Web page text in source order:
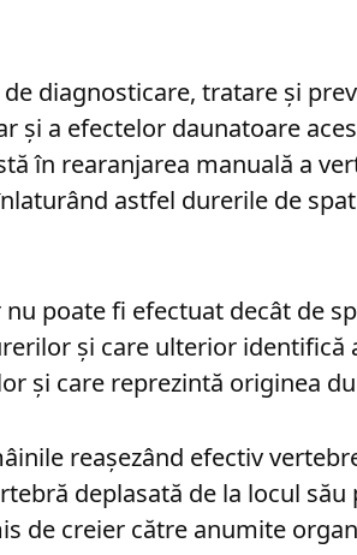
diagnosticare, tratare și
și a efectelor daunatoare
în rearanjarea manuală a
astfel durerile de
poate fi efectuat decât de
și care ulterior identifică
și care reprezintă originea
reaşezând efectiv
deplasată de la locul său
de creier către anumite